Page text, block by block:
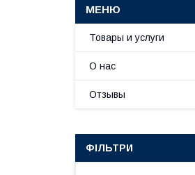
Товары и услуги
О нас
Отзывы
ФІЛЬТРИ